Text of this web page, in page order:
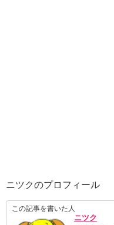
ニツクのプロフィール
この記事を書いた人
ニツク